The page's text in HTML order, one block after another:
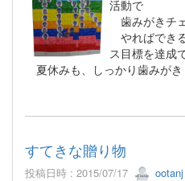
活動で
歯みがきチ
やればでき
ス目標を達成
夏休みも、しっかり歯みがき
すてきな贈り物
投稿日時 : 2015/07/17 ootanj